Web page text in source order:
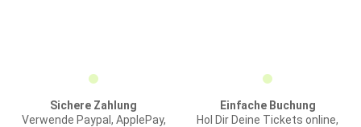
Sichere Zahlung
Verwende Paypal, ApplePay,
Einfache Buchung
Hol Dir Deine Tickets online,